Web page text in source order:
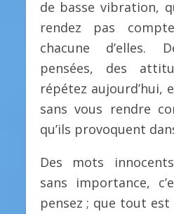
de basse vibration,
rendez pas
chacune d’elles.
pensées, des
répétez aujourd’hui,
sans vous rendre
qu’ils provoquent
Des mots
sans importance,
pensez ; que tout